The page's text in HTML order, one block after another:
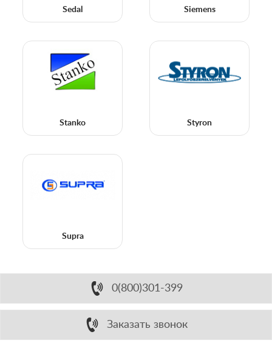
Sedal Siemens
Stanko Styron
Supra
0(800)301-399
Заказать звонок